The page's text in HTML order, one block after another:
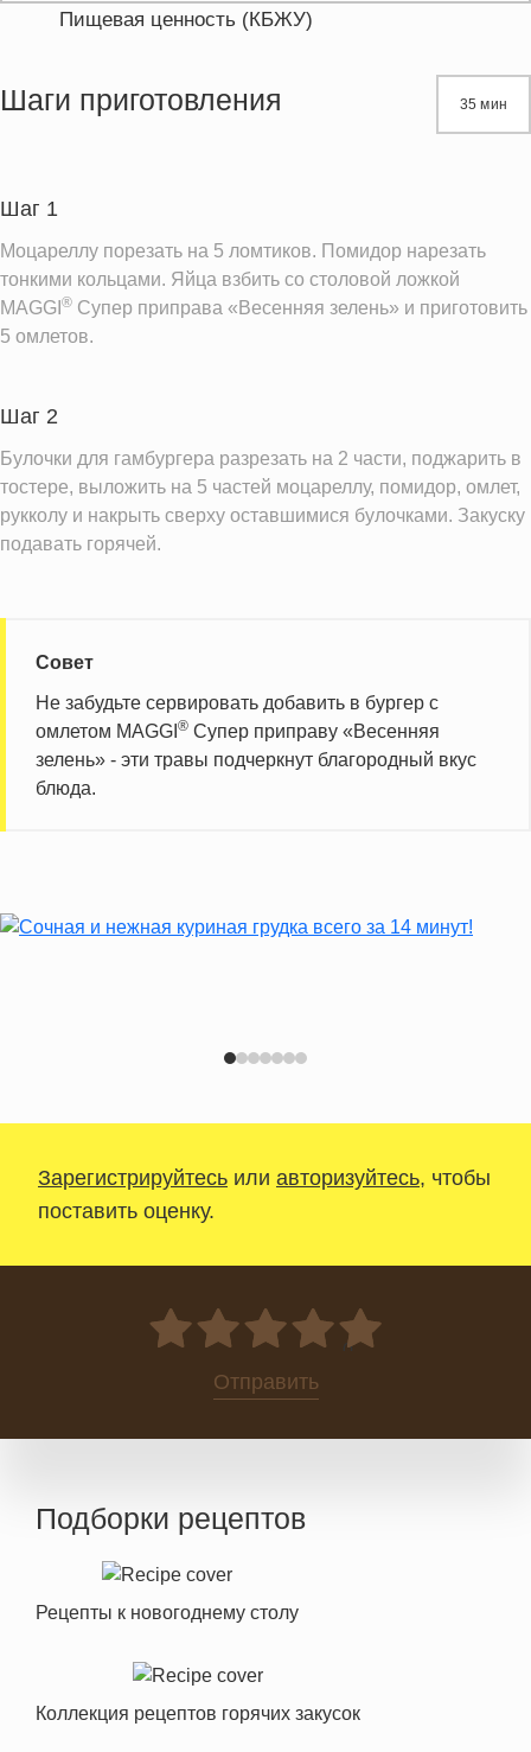
Пищевая ценность (КБЖУ)
Жиры
Информация для одной порции
Шаги приготовления 35 мин
Шаг 1
Моцареллу порезать на 5 ломтиков. Помидор нарезать
тонкими кольцами. Яйца взбить со столовой ложкой
MAGGI ® Супер приправа «Весенняя зелень» и приготовить
5 омлетов.
Шаг 2
Булочки для гамбургера разрезать на 2 части, поджарить в
тостере, выложить на 5 частей моцареллу, помидор, омлет,
рукколу и накрыть сверху оставшимися булочками. Закуску
подавать горячей.
Совет
Не забудьте сервировать добавить в бургер с
омлетом MAGGI ® Супер приправу «Весенняя
зелень» - эти травы подчеркнут благородный вкус
блюда.
Зарегистрируйтесь или авторизуйтесь, чтобы
поставить оценку.
0
Отправить
Подборки рецептов
Рецепты к новогоднему столу
Коллекция рецептов горячих закусок